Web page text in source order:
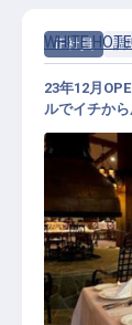
正社員 調
調理補助
引越補助
WHITE
23年12月
ルでイチか